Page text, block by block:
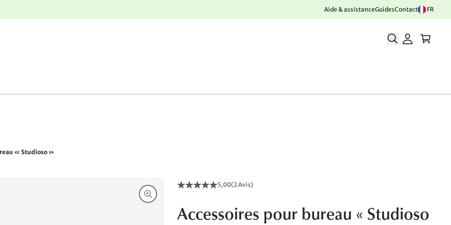
Aide & assistanceGuidesContact FR
« Studioso »
5,00(2 Avis)
Accessoires pour bureau « Studioso